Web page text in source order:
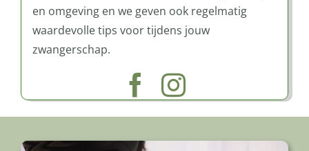
en omgeving en we geven ook regelmatig
waardevolle tips voor tijdens jouw
zwangerschap.